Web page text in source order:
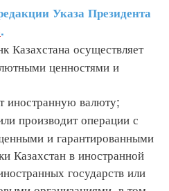
Указа Президента
.
осуществляет
ценностями и
иностранную валюту;
производит операции с
и гарантированными
Казахстан в иностранной
государств или